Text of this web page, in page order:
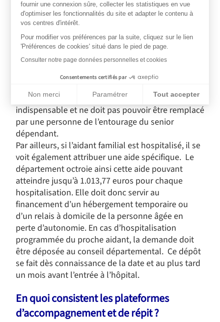
d’AXA Santé et Collectives.
Le montant annuel de l’aide au répit s’élève à
510,26 euros en 2022. Elle est versée par le conseil
départemental. Ce versement est conditionné à ce
que la personne âgée perçoive l’allocation
personnalisée d’autonomie (APA) et que son plan
aidant doit assurer une présence ou une aide
indispensable et ne doit pas pouvoir être remplacé
par une personne de l’entourage du senior
dépendant.
Par ailleurs, si l’aidant familial est hospitalisé, il se
voit également attribuer une aide spécifique. Le
département octroie ainsi cette aide pouvant
atteindre jusqu’à 1.013,77 euros pour chaque
hospitalisation. Elle doit donc servir au
financement d’un hébergement temporaire ou
d’un relais à domicile de la personne âgée en
perte d’autonomie. En cas d’hospitalisation
programmée du proche aidant, la demande doit
être déposée au conseil départemental. Ce dépôt
se fait dès connaissance de la date et au plus tard
un mois avant l’entrée à l’hôpital.
En quoi consistent les plateformes
d’accompagnement et de répit ?
fournir une connexion sûre, collecter les statistiques en vue
d'optimiser les fonctionnalités du site et adapter le contenu à
vos centres d'intérêt.
Pour modifier vos préférences par la suite, cliquez sur le lien
'Préférences de cookies' situé dans le pied de page.
Consulter notre page données personnelles et cookies
Consentements certifiés par
Non merci Paramétrer Tout accepter
Axeptio consent
Plateforme de Gestion du Consentement : Personnalisez vos
Notre plateforme vous permet d'adapter et de gérer vos